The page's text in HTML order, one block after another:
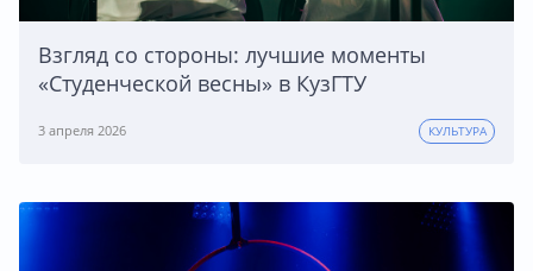
Взгляд со стороны: лучшие моменты
«Студенческой весны» в КузГТУ
3 апреля 2026 КУЛЬТУРА